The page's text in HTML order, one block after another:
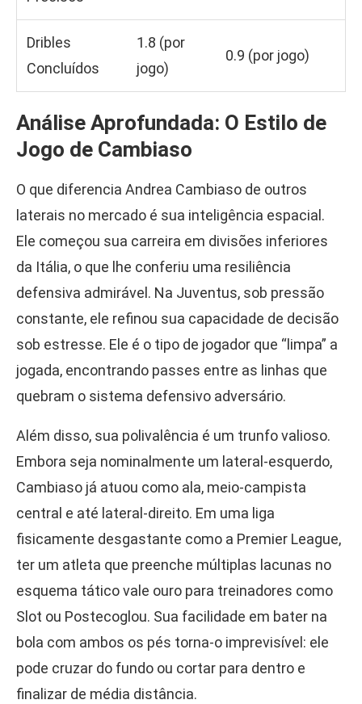
Dribles
Concluídos
1.8 (por
jogo)
0.9 (por jogo)
Análise Aprofundada: O Estilo de
Jogo de Cambiaso
O que diferencia Andrea Cambiaso de outros
laterais no mercado é sua inteligência espacial.
Ele começou sua carreira em divisões inferiores
da Itália, o que lhe conferiu uma resiliência
defensiva admirável. Na Juventus, sob pressão
constante, ele refinou sua capacidade de decisão
sob estresse. Ele é o tipo de jogador que “limpa” a
jogada, encontrando passes entre as linhas que
quebram o sistema defensivo adversário.
Além disso, sua polivalência é um trunfo valioso.
Embora seja nominalmente um lateral-esquerdo,
Cambiaso já atuou como ala, meio-campista
central e até lateral-direito. Em uma liga
fisicamente desgastante como a Premier League,
ter um atleta que preenche múltiplas lacunas no
esquema tático vale ouro para treinadores como
Slot ou Postecoglou. Sua facilidade em bater na
bola com ambos os pés torna-o imprevisível: ele
pode cruzar do fundo ou cortar para dentro e
finalizar de média distância.